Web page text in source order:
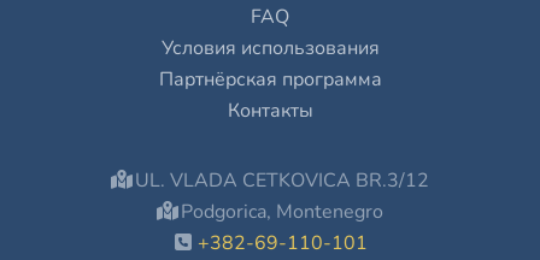
FAQ
Условия использования
Партнёрская программа
Контакты
UL. VLADA CETKOVICA BR.3/12
Podgorica, Montenegro
+382-69-110-101